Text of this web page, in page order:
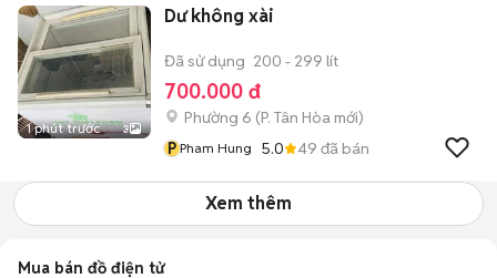
1 phút trước 3
Dư không xài
Đã sử dụng 200 - 299 lít
700.000 đ
Phường 6 (P. Tân Hòa mới)
P Pham Hung 5.0 49 đã bán
Xem thêm
Mua bán đồ điện tử